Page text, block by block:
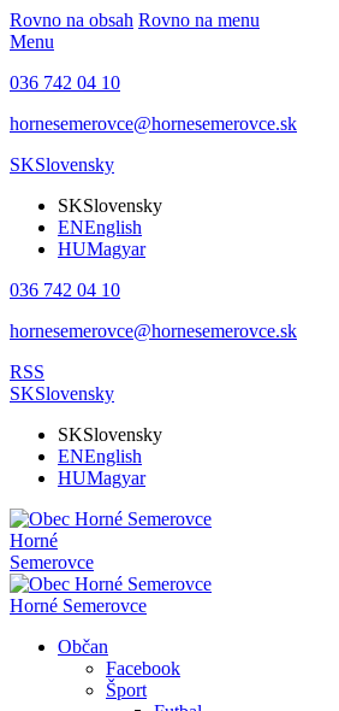
Rovno na obsah Rovno na menu
Menu
036 742 04 10
hornesemerovce@hornesemerovce.sk
SKSlovensky
SKSlovensky
ENEnglish
HUMagyar
036 742 04 10
hornesemerovce@hornesemerovce.sk
RSS
SKSlovensky
SKSlovensky
ENEnglish
HUMagyar
Horné
Semerovce
Horné Semerovce
Občan
Facebook
Šport